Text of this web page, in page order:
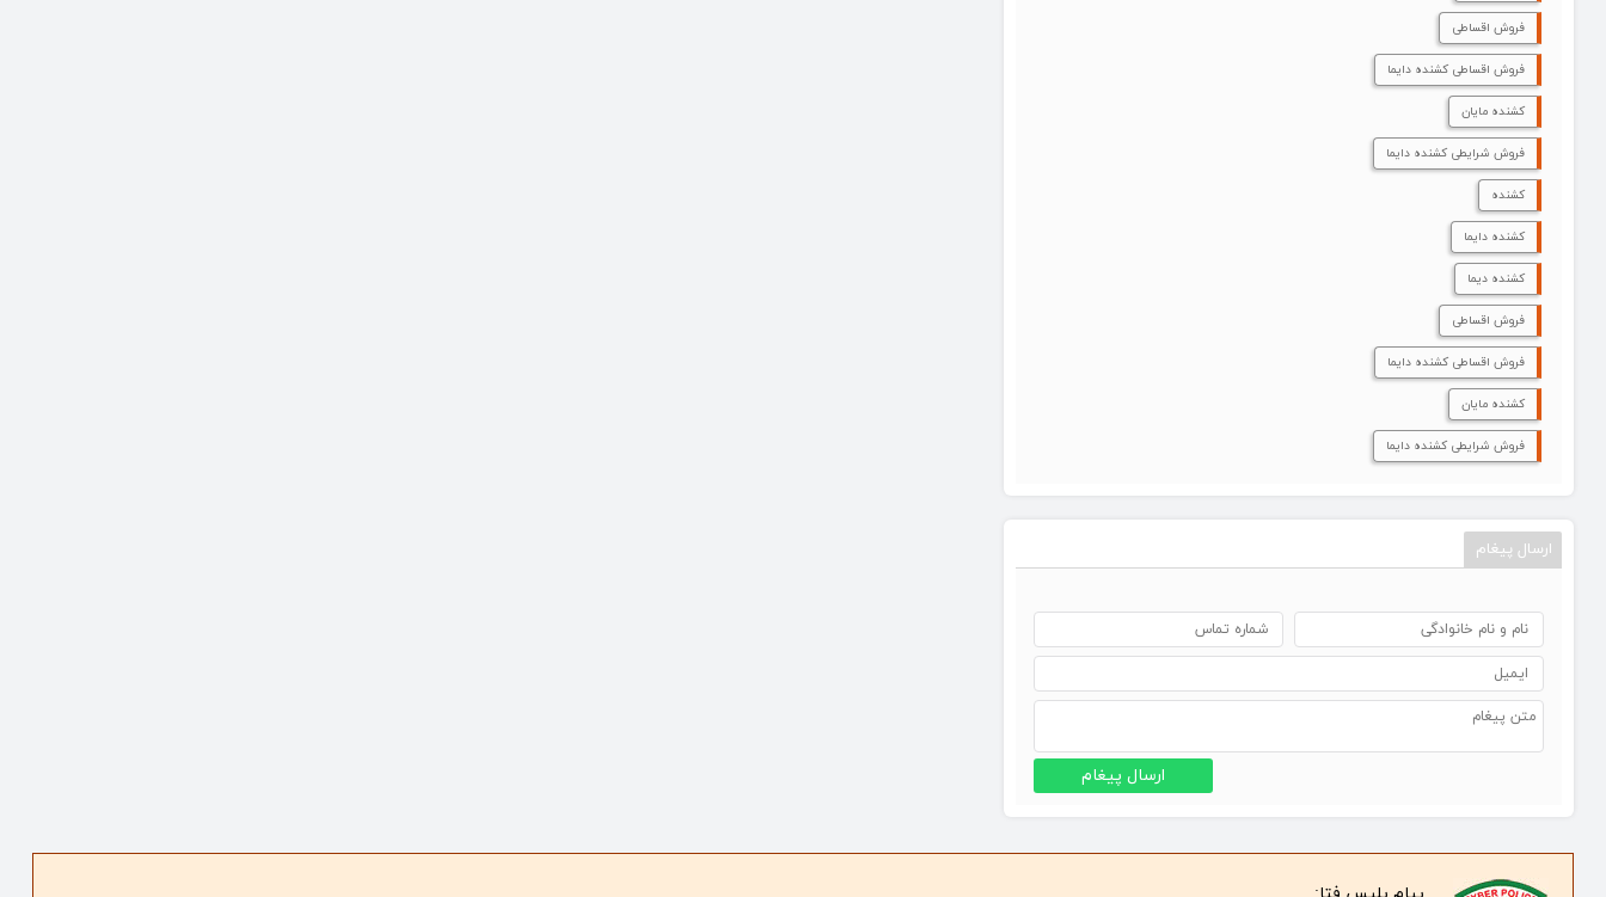
فروش اقساطی
فروش اقساطی کشنده دایما
کشنده مایان
فروش شرایطی کشنده دایما
کشنده
کشنده دایما
کشنده دیما
فروش اقساطی
فروش اقساطی کشنده دایما
کشنده مایان
فروش شرایطی کشنده دایما
ارسال پیغام
ارسال پیغام